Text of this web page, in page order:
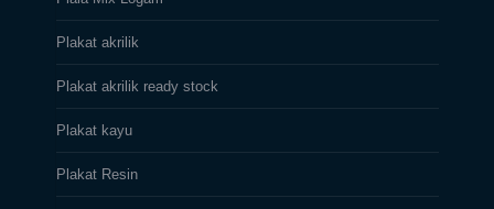
Plakat akrilik
Plakat akrilik ready stock
Plakat kayu
Plakat Resin